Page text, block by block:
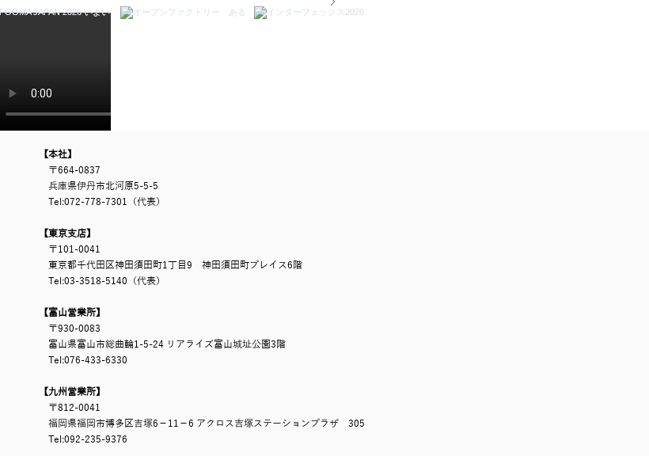
【本社】
〒664-0837
兵庫県伊丹市北河原5-5-5
Tel:072-778-7301（代表）
【東京支店】
〒101-0041
​ 東京都千代田区神田須田町1丁目9 神田須田町プレイス6階
Tel:03-3518-5140（代表）
【富山営業所】
〒930-0083
富山県富山市総曲輪1-5-24 リアライズ富山城址公園3階
Tel:076-433-6330
【九州営業所】
〒812-0041
福岡県福岡市博多区吉塚6－11－6 アクロス吉塚ステーションプラザ 305
Tel:092-235-9376